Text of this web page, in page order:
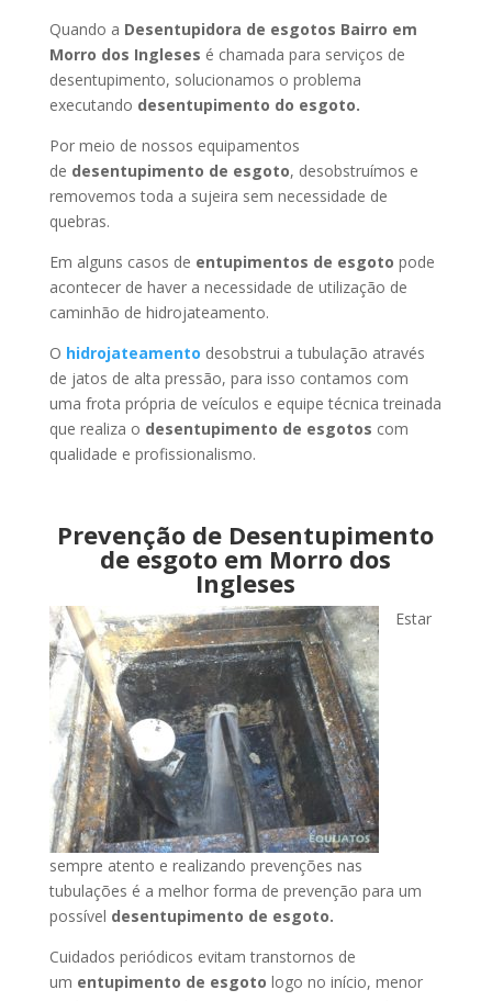
Quando a Desentupidora de esgotos Bairro em
Morro dos Ingleses é chamada para serviços de
desentupimento, solucionamos o problema
executando desentupimento do esgoto.
Por meio de nossos equipamentos
de desentupimento de esgoto, desobstruímos e
removemos toda a sujeira sem necessidade de
quebras.
Em alguns casos de entupimentos de esgoto pode
acontecer de haver a necessidade de utilização de
caminhão de hidrojateamento.
O hidrojateamento desobstrui a tubulação através
de jatos de alta pressão, para isso contamos com
uma frota própria de veículos e equipe técnica treinada
que realiza o desentupimento de esgotos com
qualidade e profissionalismo.
Prevenção de Desentupimento
de esgoto em Morro dos
Ingleses
Estar
sempre atento e realizando prevenções nas
tubulações é a melhor forma de prevenção para um
possível desentupimento de esgoto.
Cuidados periódicos evitam transtornos de
um entupimento de esgoto logo no início, menor